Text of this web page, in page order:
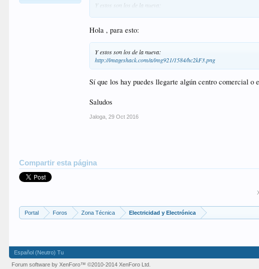
Y estos son los de la nueva:
La unica ayuda que he encontrado para esto es esto, pero de poco
Muchas gracias por vuestra paciencia y un abrazo
Hola , para esto:
Y estos son los de la nueva:
http://imageshack.com/a/img921/1584/hc2kF3.png
Sí que los hay puedes llegarte algún centro comercial
Saludos
Jaloga 29 Oct 2016
Compartir esta página
Portal Foros Zona Técnica Electricidad y Electrónica
Español (Neutro) Tu
Forum software by XenForo™©2010-2014 XenForo Ltd.